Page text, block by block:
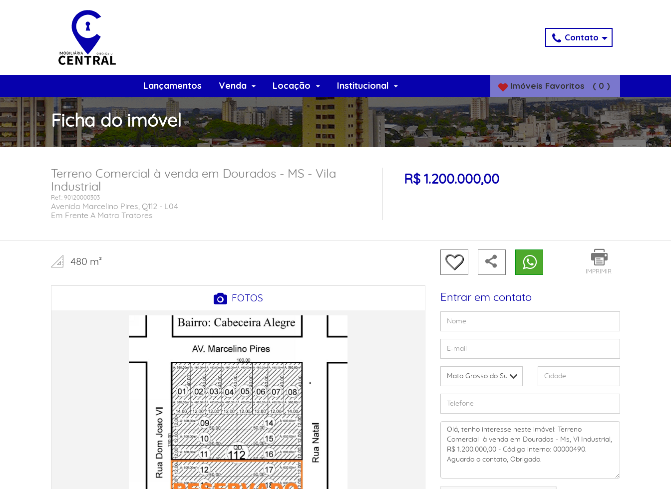
Contato
Lançamentos Venda Locação Institucional Imóveis Favoritos ( 0 )
Ficha do imóvel
Terreno Comercial à venda em Dourados - MS - Vila
Industrial
Ref.: 90120000303
Avenida Marcelino Pires, Q112 - L04
Em Frente A Matra Tratores
R$ 1.200.000,00
480 m²
FOTOS
IMPRIMIR
Entrar em contato